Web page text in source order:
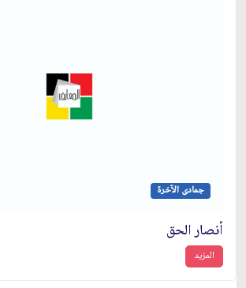
جمادى الآخرة
أنصار الحق
المزيد